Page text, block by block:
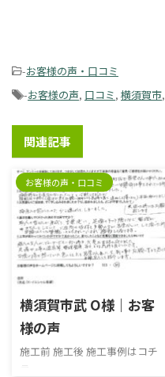
-お客様の声・口コミ
-お客様の声, 口コミ, 横須賀市,
関連記事
お客様の声・口コミ
横須賀市武 O様｜お客
様の声
施工前 施工後 施工事例はコチ